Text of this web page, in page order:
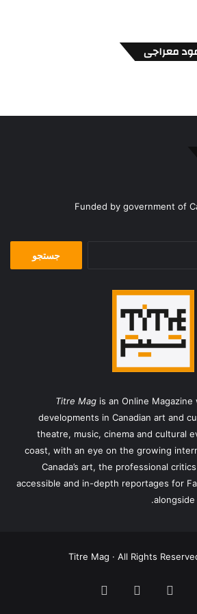
معراجی
Titre Mag is an Online
developments in Canadian art and
theatre, music, cinema and cultural
coast, with an eye on the growing
Canada’s art, the professional
accessible and in-depth reportages for
alongside
یوتیوب